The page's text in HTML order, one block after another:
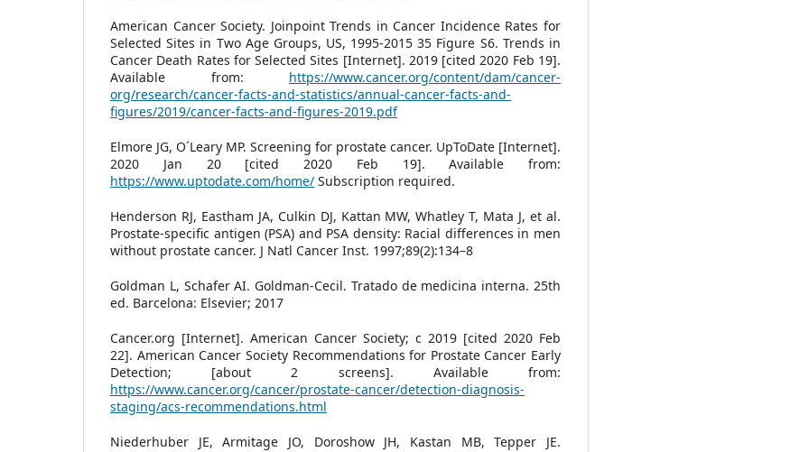
American Cancer Society. Joinpoint Trends in Cancer Incidence Rates for
Selected Sites in Two Age Groups, US, 1995-2015 35 Figure S6. Trends in
Cancer Death Rates for Selected Sites [Internet]. 2019 [cited 2020 Feb 19].
Available from: https://www.cancer.org/content/dam/cancer-
org/research/cancer-facts-and-statistics/annual-cancer-facts-and-
figures/2019/cancer-facts-and-figures-2019.pdf
Elmore JG, O´Leary MP. Screening for prostate cancer. UpToDate [Internet].
2020 Jan 20 [cited 2020 Feb 19]. Available from:
https://www.uptodate.com/home/ Subscription required.
Henderson RJ, Eastham JA, Culkin DJ, Kattan MW, Whatley T, Mata J, et al.
Prostate-specific antigen (PSA) and PSA density: Racial differences in men
without prostate cancer. J Natl Cancer Inst. 1997;89(2):134–8
Goldman L, Schafer AI. Goldman-Cecil. Tratado de medicina interna. 25th
ed. Barcelona: Elsevier; 2017
Cancer.org [Internet]. American Cancer Society; c 2019 [cited 2020 Feb
22]. American Cancer Society Recommendations for Prostate Cancer Early
Detection; [about 2 screens]. Available from:
https://www.cancer.org/cancer/prostate-cancer/detection-diagnosis-
staging/acs-recommendations.html
Niederhuber JE, Armitage JO, Doroshow JH, Kastan MB, Tepper JE.